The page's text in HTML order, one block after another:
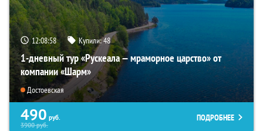
12:08:57 Купили:48
1-дневный тур «Рускеала — мраморное царство» от
компании «Шарм»
Достоевская
490 руб.
3900руб.
ПОДРОБНЕЕ